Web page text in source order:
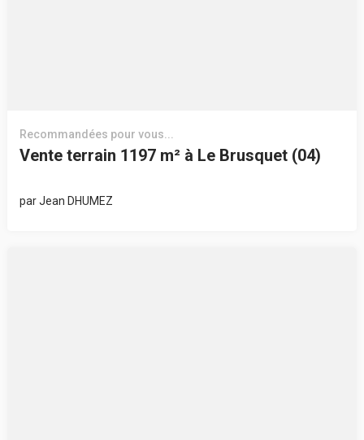
Recommandées pour vous...
Vente terrain 1197 m² à Le Brusquet (04)
parJean DHUMEZ